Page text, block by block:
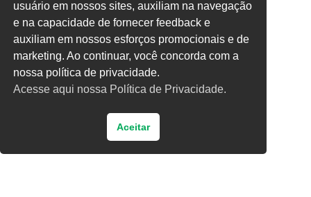
usuário em nossos sites, auxiliam na navegação
e na capacidade de fornecer feedback e
auxiliam em nossos esforços promocionais e de
marketing. Ao continuar, você concorda com a
nossa política de privacidade.
Acesse aqui nossa Política de Privacidade.
Aceitar